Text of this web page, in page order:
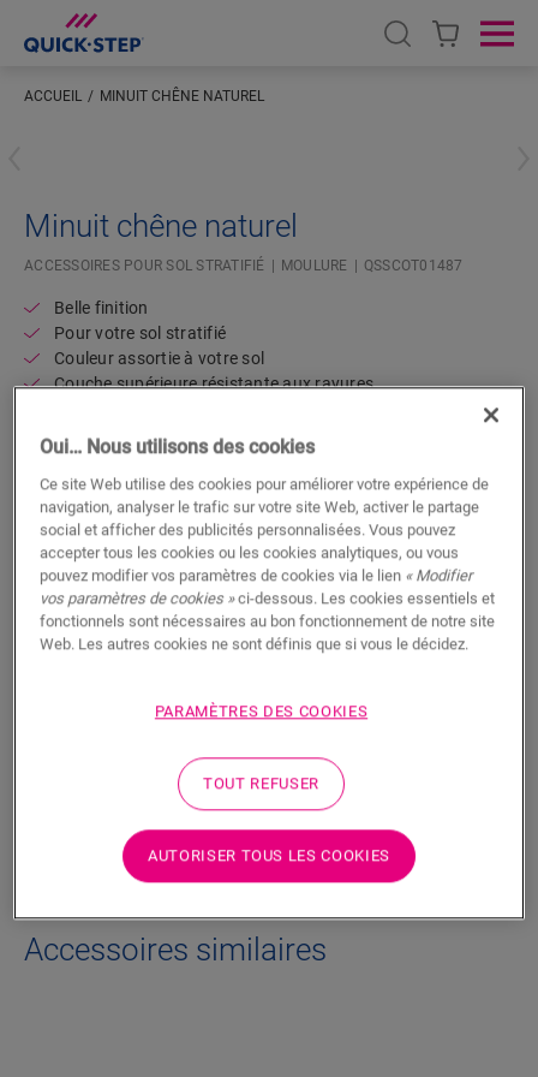
Open search
ACCUEIL MINUIT CHÊNE NATUREL
Minuit chêne naturel
ACCESSOIRES POUR SOL STRATIFIÉ MOULURE QSSCOT01487
Belle finition
Pour votre sol stratifié
Couleur assortie à votre sol
Couche supérieure résistante aux rayures
RECHERCHER
Fonctionnalités du produit
Finition discrète pour votre sol. Peut également être utilisée
Téléchargements
Accessoires similaires
Oui… Nous utilisons des cookies
Ce site Web utilise des cookies pour améliorer votre expérience de
navigation, analyser le trafic sur votre site Web, activer le partage
social et afficher des publicités personnalisées. Vous pouvez
accepter tous les cookies ou les cookies analytiques, ou vous
pouvez modifier vos paramètres de cookies via le lien « Modifier
vos paramètres de cookies »ci-dessous. Les cookies essentiels et
fonctionnels sont nécessaires au bon fonctionnement de notre site
Web. Les autres cookies ne sont définis que si vous le décidez.
PARAMÈTRES DES COOKIES
TOUT REFUSER
AUTORISER TOUS LES COOKIES